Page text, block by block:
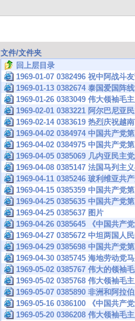
文件/文件夹
回上层目录
1969-01-07 0382496 祝中阿战斗
1969-01-13 0382674 泰国爱国阵
1969-01-26 0383049 伟大领袖毛
1969-02-01 0383221 阿尔巴尼亚
1969-02-14 0383619 热烈庆祝越
1969-04-02 0384974 中国共产党
1969-04-02 0384975 中国共产党
1969-04-05 0385069 几内亚民主
1969-04-08 0385147 法国马列主
1969-04-11 0385246 玻利维亚共
1969-04-15 0385359 中国共产党
1969-04-25 0385635 中国共产党
1969-04-25 0385637 图片
1969-04-26 0385645 《中国共产
1969-04-27 0385672 中坦两国人
1969-04-29 0385698 中国共产党
1969-04-30 0385745 海地劳动党
1969-05-02 0385767 伟大的领袖
1969-05-02 0385768 伟大领袖毛
1969-05-07 0385890 非洲和阿拉
1969-05-16 0386100 《中国共产
1969-05-20 0386208 伟大领袖毛